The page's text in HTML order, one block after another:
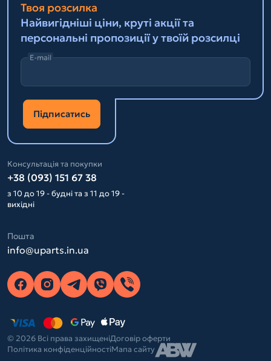
Твоя розсилка
Найвигідніші ціни, круті акції та
персональні пропозиції у твоїй розсилці
E-mail
Підписатись
Консультація та покупки
+38 (093) 151 67 38
з 10 до 19 - будні та з 11 до 19 -
вихідні
Пошта
info@uparts.in.ua
© 2026 Всі права захищеніДоговір оферти
Політика конфіденційностіМапа сайту